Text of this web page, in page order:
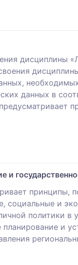
дисциплины
данных в
и
принципы,
социальные и
политики
планирование и